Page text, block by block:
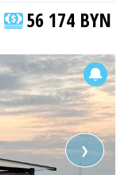
56 174 BYN
❯